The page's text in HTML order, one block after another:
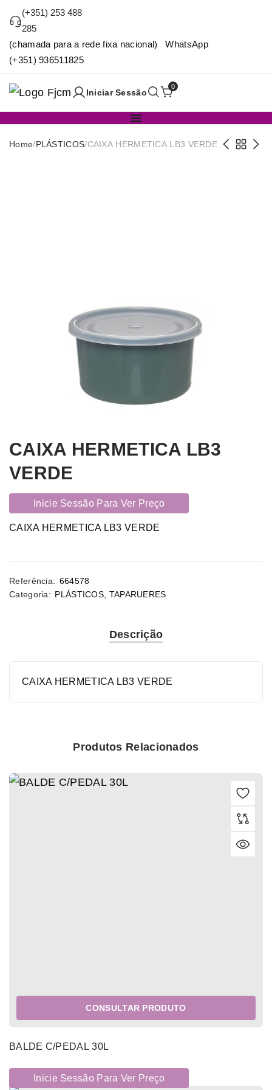
(+351) 253 488
285
(chamada para a rede fixa nacional) WhatsApp
(+351) 936511825
Iniciar Sessão
0
Home/PLÁSTICOS/CAIXA HERMETICA LB3 VERDE
CAIXA HERMETICA LB3
VERDE
Inicie Sessão Para Ver Preço
CAIXA HERMETICA LB3 VERDE
Referência: 664578
Categoria: PLÁSTICOS TAPARUERES
Descrição
CAIXA HERMETICA LB3 VERDE
Produtos Relacionados
CONSULTAR PRODUTO
BALDE C/PEDAL 30L
Inicie Sessão Para Ver Preço